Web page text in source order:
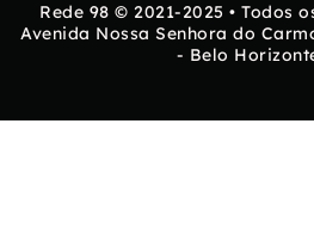
Rede 98 © 2021-2025 • Todos
Avenida Nossa Senhora do
- Belo